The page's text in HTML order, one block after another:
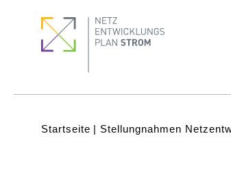
(Main)Pfadnavigation
Startseite Stellungnahmen
Menu
quick
links